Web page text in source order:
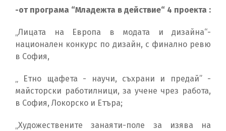
-от програма “Младежта в действие“ 4 проекта :
„Лицата на Европа в модата и дизайна“-
национален конкурс по дизайн, с финално ревю
в София,
„ Етно щафета - научи, съхрани и предай” -
майсторски работилници, за учене чрез работа,
в София, Локорско и Етъра;
„Художествените занаяти-поле за изява на